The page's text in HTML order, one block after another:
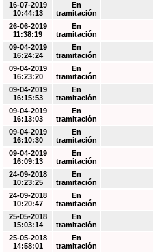
16-07-2019
10:44:13
En
tramitación
26-06-2019
11:38:19
En
tramitación
09-04-2019
16:24:24
En
tramitación
09-04-2019
16:23:20
En
tramitación
09-04-2019
16:15:53
En
tramitación
09-04-2019
16:13:03
En
tramitación
09-04-2019
16:10:30
En
tramitación
09-04-2019
16:09:13
En
tramitación
24-09-2018
10:23:25
En
tramitación
24-09-2018
10:20:47
En
tramitación
25-05-2018
15:03:14
En
tramitación
25-05-2018
14:58:01
En
tramitación